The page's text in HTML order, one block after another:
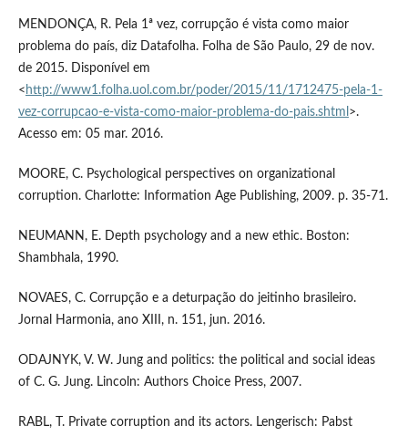
MENDONÇA, R. Pela 1ª vez, corrupção é vista como maior
problema do país, diz Datafolha. Folha de São Paulo, 29 de nov.
de 2015. Disponível em
< http://www1.folha.uol.com.br/poder/2015/11/1712475-pela-1-
vez-corrupcao-e-vista-como-maior-problema-do-pais.shtml >.
Acesso em: 05 mar. 2016.
MOORE, C. Psychological perspectives on organizational
corruption. Charlotte: Information Age Publishing, 2009. p. 35-71.
NEUMANN, E. Depth psychology and a new ethic. Boston:
Shambhala, 1990.
NOVAES, C. Corrupção e a deturpação do jeitinho brasileiro.
Jornal Harmonia, ano XIII, n. 151, jun. 2016.
ODAJNYK, V. W. Jung and politics: the political and social ideas
of C. G. Jung. Lincoln: Authors Choice Press, 2007.
RABL, T. Private corruption and its actors. Lengerisch: Pabst